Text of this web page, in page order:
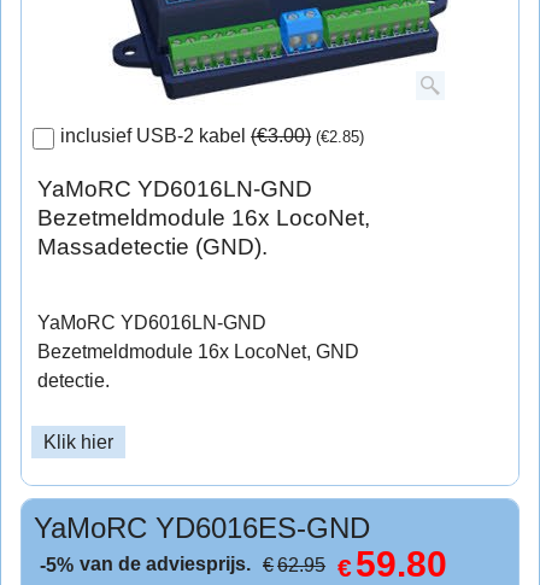
inclusief USB-2 kabel(€3.00) (€2.85)
YaMoRC YD6016LN-GND
Bezetmeldmodule 16x LocoNet,
Massadetectie (GND).
YaMoRC YD6016LN-GND
Bezetmeldmodule 16x LocoNet, GND
detectie.
Klik hier
YaMoRC YD6016ES-GND
-5% van de adviesprijs. €62.95 €59.80